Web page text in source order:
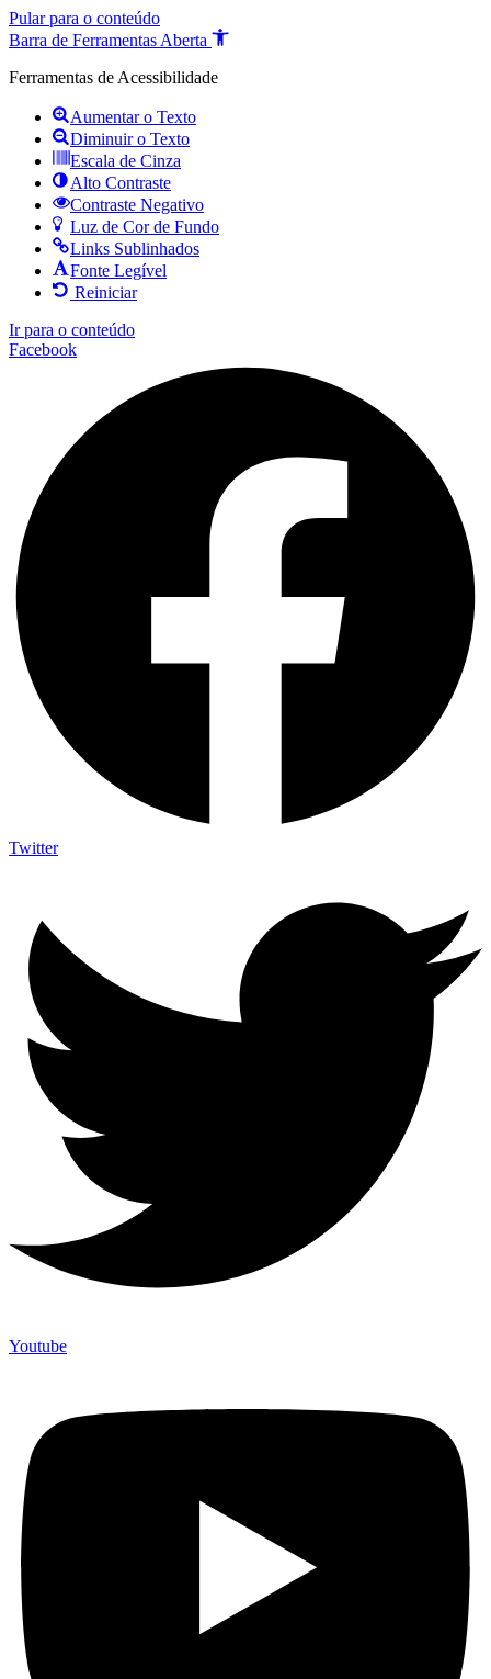
Pular para o conteúdo
Barra de Ferramentas Aberta
Ferramentas de Acessibilidade
Aumentar o Texto
Diminuir o Texto
Escala de Cinza
Alto Contraste
Contraste Negativo
Luz de Cor de Fundo
Links Sublinhados
Fonte Legível
Reiniciar
Ir para o conteúdo
Facebook
Twitter
Youtube